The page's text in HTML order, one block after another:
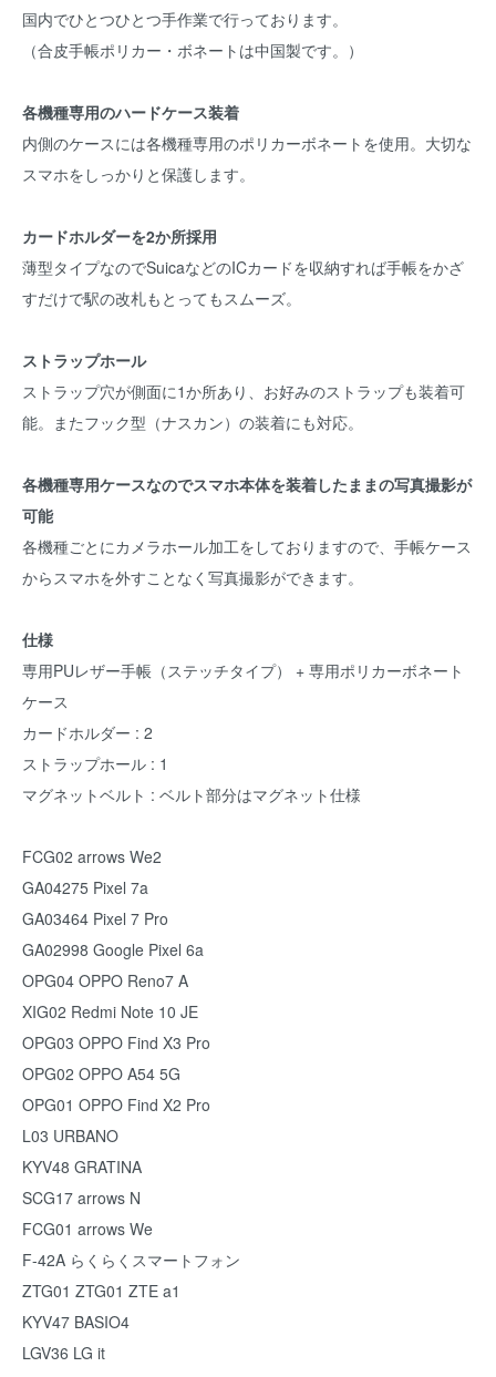
国内でひとつひとつ手作業で行っております。
（合皮手帳ポリカー・ボネートは中国製です。）
各機種専用のハードケース装着
内側のケースには各機種専用のポリカーボネートを使用。大切な
スマホをしっかりと保護します。
カードホルダーを2か所採用
薄型タイプなのでSuicaなどのICカードを収納すれば手帳をかざ
すだけで駅の改札もとってもスムーズ。
ストラップホール
ストラップ穴が側面に1か所あり、お好みのストラップも装着可
能。またフック型（ナスカン）の装着にも対応。
各機種専用ケースなのでスマホ本体を装着したままの写真撮影が
可能
各機種ごとにカメラホール加工をしておりますので、手帳ケース
からスマホを外すことなく写真撮影ができます。
仕様
専用PUレザー手帳（ステッチタイプ） + 専用ポリカーボネート
ケース
カードホルダー : 2
ストラップホール : 1
マグネットベルト : ベルト部分はマグネット仕様
FCG02 arrows We2
GA04275 Pixel 7a
GA03464 Pixel 7 Pro
GA02998 Google Pixel 6a
OPG04 OPPO Reno7 A
XIG02 Redmi Note 10 JE
OPG03 OPPO Find X3 Pro
OPG02 OPPO A54 5G
OPG01 OPPO Find X2 Pro
L03 URBANO
KYV48 GRATINA
SCG17 arrows N
FCG01 arrows We
F-42A らくらくスマートフォン
ZTG01 ZTG01 ZTE a1
KYV47 BASIO4
LGV36 LG it